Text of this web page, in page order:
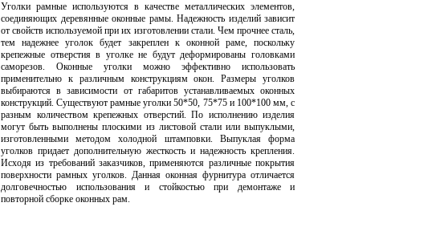
Уголки рамные используются в качестве металлических элементов,
соединяющих деревянные оконные рамы. Надежность изделий зависит
от свойств используемой при их изготовлении стали. Чем прочнее сталь,
тем надежнее уголок будет закреплен к оконной раме, поскольку
крепежные отверстия в уголке не будут деформированы головками
саморезов. Оконные уголки можно эффективно использовать
применительно к различным конструкциям окон. Размеры уголков
выбираются в зависимости от габаритов устанавливаемых оконных
конструкций. Существуют рамные уголки 50*50, 75*75 и 100*100 мм, с
разным количеством крепежных отверстий. По исполнению изделия
могут быть выполнены плоскими из листовой стали или выпуклыми,
изготовленными методом холодной штамповки. Выпуклая форма
уголков придает дополнительную жесткость и надежность крепления.
Исходя из требований заказчиков, применяются различные покрытия
поверхности рамных уголков. Данная оконная фурнитура отличается
долговечностью использования и стойкостью при демонтаже и
повторной сборке оконных рам.